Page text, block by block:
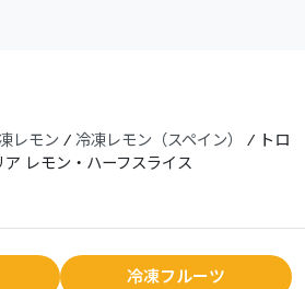
レモン ⁄ 冷凍レモン（スペイン） ⁄ トロ
ア レモン・ハーフスライス
冷凍フルーツ